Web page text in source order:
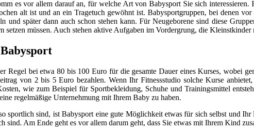
es vor allem darauf an, für welche Art von Babysport Sie sich
alt ist und an ein Tragetuch gewöhnt ist. Babysportgruppen, bei denen
und später dann auch schon stehen kann. Für Neugeborene sind diese
setzen müssen. Auch stehen aktive Aufgaben im Vordergrung, die Kleinstkinder
Regel bei etwa 80 bis 100 Euro für die gesamte Dauer eines Kurses, wobei
von 2 bis 5 Euro bezahlen. Wenn Ihr Fitnessstudio solche Kurse
wie zum Beispiel für Sportbekleidung, Schuhe und Trainingsmittel
regelmäßige Unternehmung mit Ihrem Baby zu haben.
sportlich sind, ist Babysport eine gute Möglichkeit etwas für sich selbst und
sind. Am Ende geht es vor allem darum geht, dass Sie etwas mit Ihrem Kind